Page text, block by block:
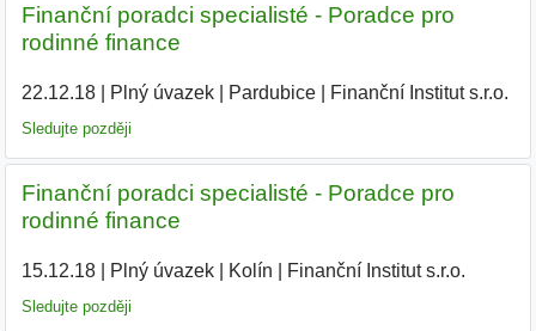
Finanční poradci specialisté - Poradce pro
rodinné finance
22.12.18| Plný úvazek| Pardubice| Finanční Institut s.r.o.
Sledujte později
Finanční poradci specialisté - Poradce pro
rodinné finance
15.12.18| Plný úvazek| Kolín Finanční Institut s.r.o.
Sledujte později